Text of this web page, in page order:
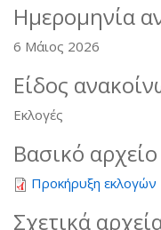
Ημερομηνία
6 Μάιος 2026
Είδος
Εκλογές
Βασικό αρχείο
Προκήρυξη εκλογών
Σχετικά